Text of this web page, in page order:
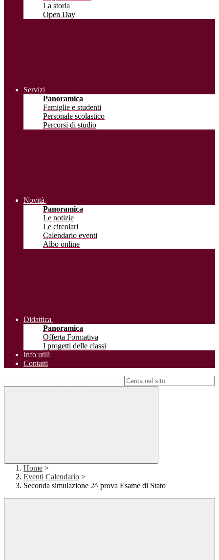
La storia
Open Day
Servizi
Panoramica
Famiglie e studenti
Personale scolastico
Percorsi di studio
Novità
Panoramica
Le notizie
Le circolari
Calendario eventi
Albo online
Didattica
Panoramica
Offerta Formativa
I progetti delle classi
Info utili
Contatti
Home >
Eventi Calendario >
Seconda simulazione 2^ prova Esame di Stato